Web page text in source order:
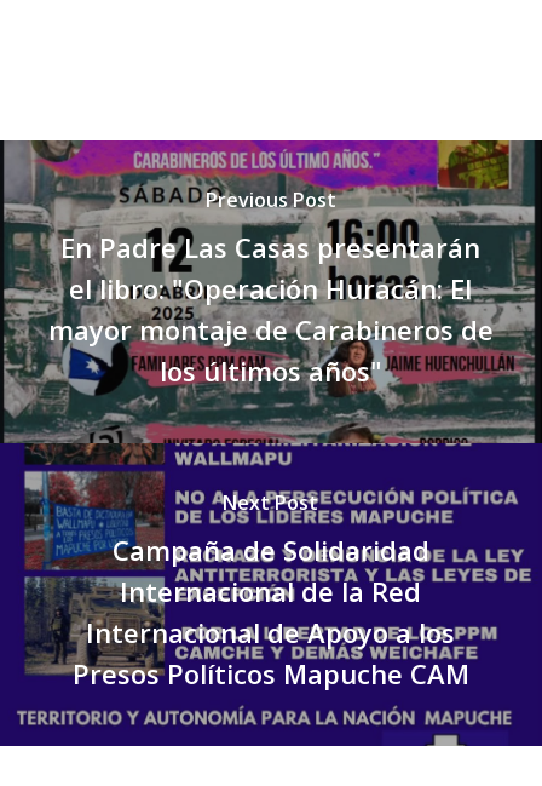
Previous Post
En Padre Las Casas presentarán
el libro: "Operación Huracán: El
mayor montaje de Carabineros de
los últimos años"
Next Post
Campaña de Solidaridad
Internacional de la Red
Internacional de Apoyo a los
Presos Políticos Mapuche CAM